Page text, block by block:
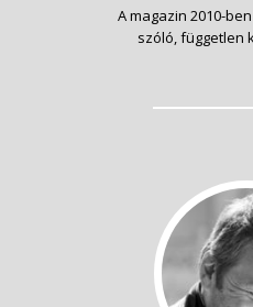
A magazin 2010-
szóló, független